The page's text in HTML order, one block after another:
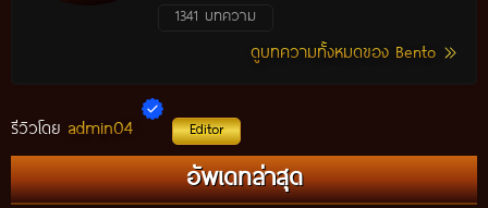
1341 บทความ
ดูบทความทั้งหมดของ Bento
รีวิวโดย admin04 Editor
อัพเดทล่าสุด